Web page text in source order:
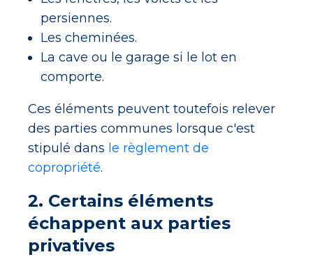
persiennes.
Les cheminées.
La cave ou le garage si le lot en
comporte.
Ces éléments peuvent toutefois relever
des parties communes lorsque c'est
stipulé dans le règlement de
copropriété.
2. Certains éléments
échappent aux parties
privatives